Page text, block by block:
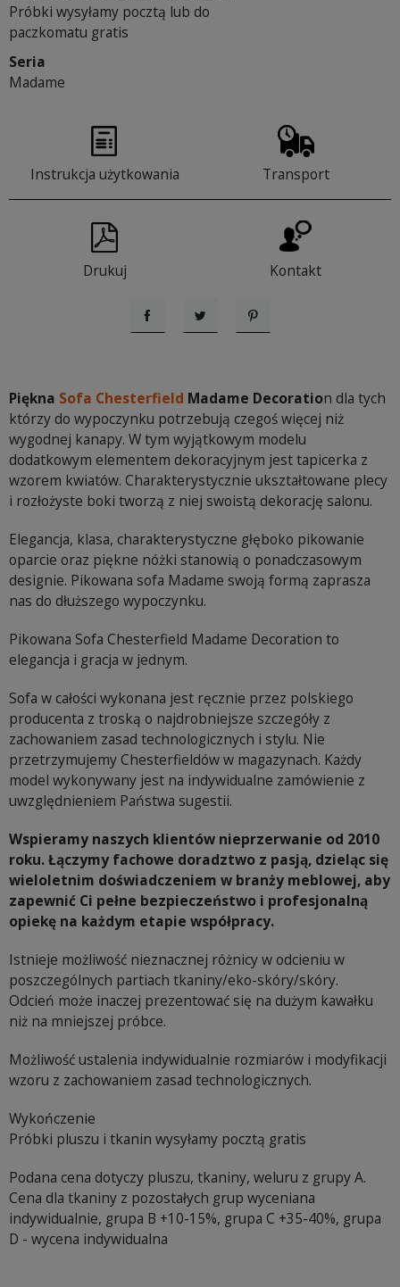
Próbki wysyłamy pocztą lub do
paczkomatu gratis
Seria
Madame
Instrukcja użytkowania Transport
Drukuj Kontakt
UdostępnijTweetujPinterest
Piękna Sofa Chesterfield Madame Decoration dla tych
którzy do wypoczynku potrzebują czegoś więcej niż
wygodnej kanapy. W tym wyjątkowym modelu
dodatkowym elementem dekoracyjnym jest tapicerka z
wzorem kwiatów. Charakterystycznie ukształtowane plecy
i rozłożyste boki tworzą z niej swoistą dekorację salonu.
Elegancja, klasa, charakterystyczne głęboko pikowanie
oparcie oraz piękne nóżki stanowią o ponadczasowym
designie. Pikowana sofa Madame swoją formą zaprasza
nas do dłuższego wypoczynku.
Pikowana Sofa Chesterfield Madame Decoration to
elegancja i gracja w jednym.
Sofa w całości wykonana jest ręcznie przez polskiego
producenta z troską o najdrobniejsze szczegóły z
zachowaniem zasad technologicznych i stylu. Nie
przetrzymujemy Chesterfieldów w magazynach. Każdy
model wykonywany jest na indywidualne zamówienie z
uwzględnieniem Państwa sugestii.
Wspieramy naszych klientów nieprzerwanie od 2010
roku. Łączymy fachowe doradztwo z pasją, dzieląc się
wieloletnim doświadczeniem w branży meblowej, aby
zapewnić Ci pełne bezpieczeństwo i profesjonalną
opiekę na każdym etapie współpracy.
Istnieje możliwość nieznacznej różnicy w odcieniu w
poszczególnych partiach tkaniny/eko-skóry/skóry.
Odcień może inaczej prezentować się na dużym kawałku
niż na mniejszej próbce.
Możliwość ustalenia indywidualnie rozmiarów i modyfikacji
wzoru z zachowaniem zasad technologicznych.
Wykończenie
Próbki pluszu i tkanin wysyłamy pocztą gratis
Podana cena dotyczy pluszu, tkaniny, weluru z grupy A.
Cena dla tkaniny z pozostałych grup wyceniana
indywidualnie, grupa B +10-15%, grupa C +35-40%, grupa
D - wycena indywidualna